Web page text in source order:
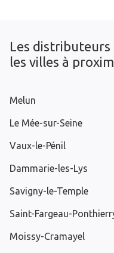
Les distributeurs
les villes à
Melun
Le Mée-sur-Seine
Vaux-le-Pénil
Dammarie-les-Lys
Savigny-le-Temple
Saint-Fargeau-
Moissy-Cramayel